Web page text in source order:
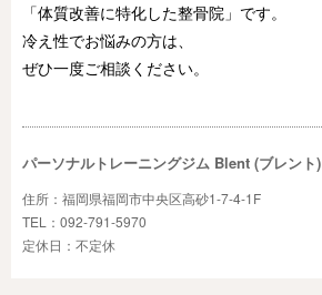
「体質改善に特化した整骨院」です。
冷え性でお悩みの方は、
ぜひ一度ご相談ください。
パーソナルトレーニングジム Blent (ブレント)
住所：福岡県福岡市中央区高砂1-7-4-1F
TEL：092-791-5970
定休日：不定休